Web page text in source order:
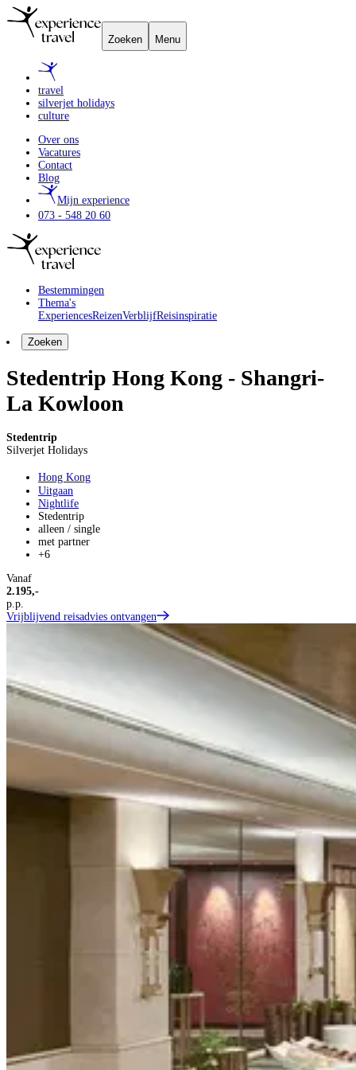
Zoeken Menu
travel
silverjet holidays
culture
Over ons
Vacatures
Contact
Blog
Mijn experience
073 - 548 20 60
Bestemmingen
Thema's
ExperiencesReizenVerblijfReisinspiratie
Zoeken
Stedentrip Hong Kong - Shangri-
La Kowloon
Stedentrip
Silverjet Holidays
Hong Kong
Uitgaan
Nightlife
Stedentrip
alleen / single
met partner
+6
Vanaf
2.195,-
p.p.
Vrijblijvend reisadvies ontvangen